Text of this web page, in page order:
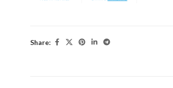
Share: